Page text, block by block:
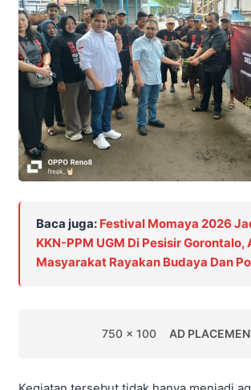
Baca juga: Festival Momaya 2026
KKN-PPM UGM Di Pesisir Gorontalo,
Masyarakat Rayakan Budaya Dan
750 x 100 AD